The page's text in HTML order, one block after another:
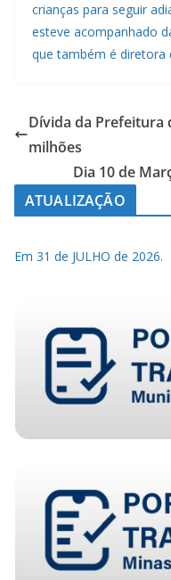
crianças para seguir
esteve acompanhado
que também é diretora
Dívida da Prefeitura
milhões
Dia 10 de
ATUALIZAÇÃO
Em 31 de JULHO de 2026.